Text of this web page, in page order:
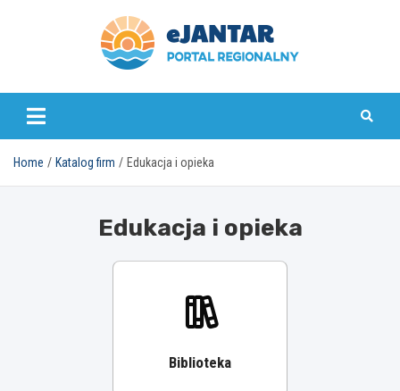
ejantar.pl
Home Katalog firm Edukacja i opieka
Edukacja i opieka
Biblioteka